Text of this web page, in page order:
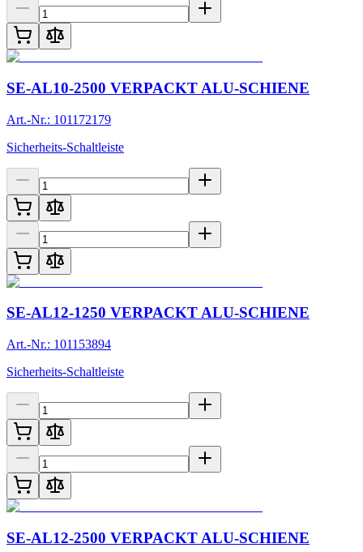
SE-AL10-2500 VERPACKT ALU-SCHIENE
Art.-Nr.: 101172179
Sicherheits-Schaltleiste
SE-AL12-1250 VERPACKT ALU-SCHIENE
Art.-Nr.: 101153894
Sicherheits-Schaltleiste
SE-AL12-2500 VERPACKT ALU-SCHIENE